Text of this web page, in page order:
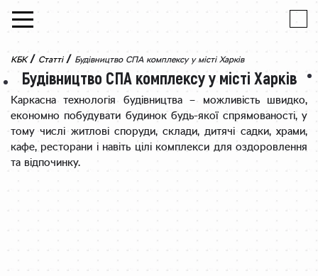
Skip to content
КБК / Статті / Будівництво СПА комплексу у місті Харків
Будівництво СПА комплексу у місті Харків
Каркасна технологія будівництва – можливість швидко,
економно побудувати будинок будь-якої спрямованості, у
тому числі житлові споруди, склади, дитячі садки, храми,
кафе, ресторани і навіть цілі комплекси для оздоровлення
та відпочинку.